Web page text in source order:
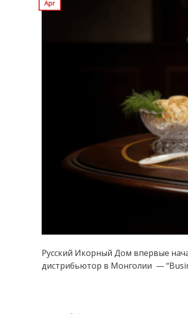
Apr
Русский Икорный Дом впервые
дистрибьютор в Монголии —